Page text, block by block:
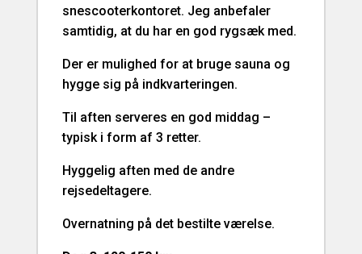
snescooterkontoret. Jeg anbefaler
samtidig, at du har en god rygsæk med.
Der er mulighed for at bruge sauna og
hygge sig på indkvarteringen.
Til aften serveres en god middag –
typisk i form af 3 retter.
Hyggelig aften med de andre
rejsedeltagere.
Overnatning på det bestilte værelse.